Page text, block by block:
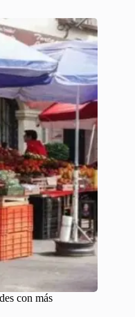
con más